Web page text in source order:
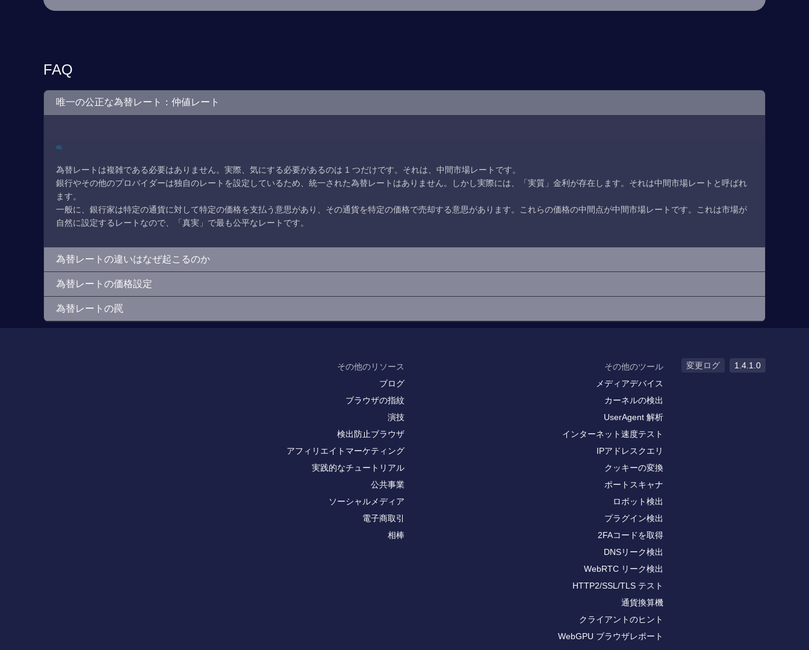
FAQ
唯一の公正な為替レート：仲値レート
為替レートは複雑である必要はありません。実際、気にする必要があるのは 1 つだけです。それは、中間市場レートです。
銀行やその他のプロバイダーは独自のレートを設定しているため、統一された為替レートはありません。しかし実際には、「実質」金利が存在します。それは中間市場レートと呼ばれ
ます。
一般に、銀行家は特定の通貨に対して特定の価格を支払う意思があり、その通貨を特定の価格で売却する意思があります。これらの価格の中間点が中間市場レートです。これは市場が
自然に設定するレートなので、「真実」で最も公平なレートです。
為替レートの違いはなぜ起こるのか
為替レートの価格設定
為替レートの罠
その他のリソース
ブログ
ブラウザの指紋
演技
検出防止ブラウザ
アフィリエイトマーケティング
実践的なチュートリアル
公共事業
ソーシャルメディア
電子商取引
相棒
その他のツール
メディアデバイス
カーネルの検出
UserAgent 解析
インターネット速度テスト
IPアドレスクエリ
クッキーの変換
ポートスキャナ
ロボット検出
プラグイン検出
2FAコードを取得
DNSリーク検出
WebRTC リーク検出
HTTP2/SSL/TLS テスト
通貨換算機
クライアントのヒント
WebGPU ブラウザレポート
変更ログ 1.4.1.0